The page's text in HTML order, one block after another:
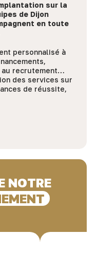
sur la
de Dijon
en toute
personnalisé à
au recrutement…
des services sur
de réussite,
NOTRE